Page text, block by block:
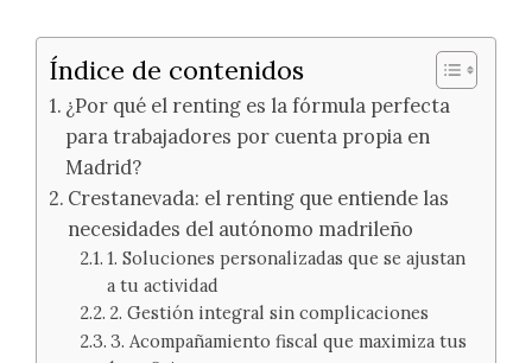
Índice de contenidos
¿Por qué el renting es la fórmula perfecta
para trabajadores por cuenta propia en
Madrid?
Crestanevada: el renting que entiende las
necesidades del autónomo madrileño
1. Soluciones personalizadas que se ajustan
a tu actividad
2. Gestión integral sin complicaciones
3. Acompañamiento fiscal que maximiza tus